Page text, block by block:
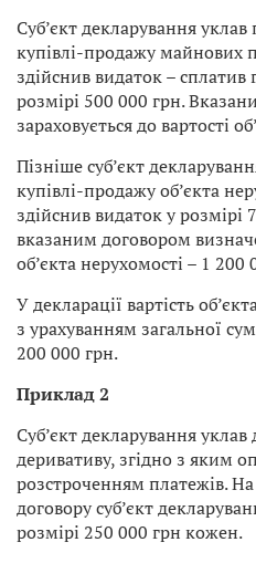
Суб’єкт декларування
купівлі-продажу майнових
здійснив видаток – сплатив
розмірі 500 000 грн.
зараховується до вартості
Пізніше суб’єкт
купівлі-продажу об’єкта
здійснив видаток у
вказаним договором
об’єкта нерухомості – 1 200
У декларації вартість
з урахуванням загальної
200 000 грн.
Приклад 2
Суб’єкт декларування
деривативу, згідно з яким
розстроченням платежів.
договору суб’єкт
розмірі 250 000 грн кожен.